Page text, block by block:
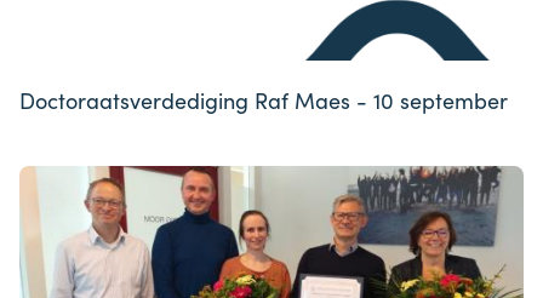
Doctoraatsverdediging Raf Maes - 10 september